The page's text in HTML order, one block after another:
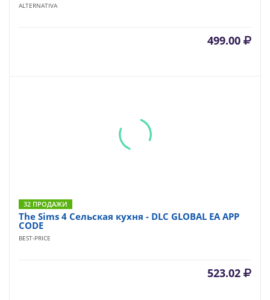
ALTERNATIVA
499.00
32 ПРОДАЖИ
The Sims 4 Сельская кухня - DLC GLOBAL EA APP
CODE
BEST-PRICE
523.02